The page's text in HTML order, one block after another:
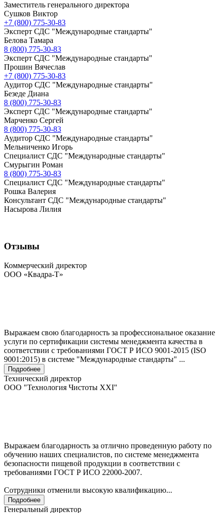
Заместитель генерального директора
Сушков Виктор
+7 (800) 775-30-83
Эксперт СДС "Международные стандарты"
Белова Тамара
8 (800) 775-30-83
Эксперт СДС "Международные стандарты"
Прошин Вячеслав
+7 (800) 775-30-83
Аудитор СДС "Международные стандарты"
Безеде Диана
8 (800) 775-30-83
Эксперт СДС "Международные стандарты"
Марченко Сергей
8 (800) 775-30-83
Аудитор СДС "Международные стандарты"
Мельниченко Игорь
Специалист СДС "Международные стандарты"
Смурыгин Роман
8 (800) 775-30-83
Специалист СДС "Международные стандарты"
Рошка Валерия
Консультант СДС "Международные стандарты"
Насырова Лилия
Отзывы
Коммерческий директор
ООО «Квадра-Т»
Выражаем свою благодарность за профессиональное оказание
услуги по сертификации системы менеджмента качества в
соответствии с требованиями ГОСТ Р ИСО 9001-2015 (ISO
9001:2015) в системе "Международные стандарты" ...
Подробнее
Технический директор
ООО "Технология Чистоты XXI"
Выражаем благодарность за отлично проведенную работу по
обучению наших специалистов, по системе менеджмента
безопасности пищевой продукции в соответствии с
требованиями ГОСТ Р ИСО 22000-2007.
Сотрудники отменили высокую квалификацию...
Подробнее
Генеральный директор